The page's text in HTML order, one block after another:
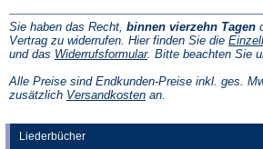
Liederbücher
Sie haben das Recht, binnen vierzehn Tagen
Vertrag zu widerrufen. Hier finden Sie die
und das Widerrufsformular(Öffnet
einem
neuen
. Bitte beachten Sie
Alle Preise sind Endkunden-Preise inkl. ges.
zusätzlich Versandkosten(Öffnet
an.